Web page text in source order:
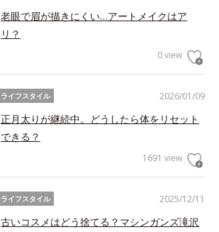
老眼で眉が描きにくい…アートメイクはア
リ？
0 view
2026/01/09
ライフスタイル
正月太りが継続中。どうしたら体をリセット
できる？
1691 view
2025/12/11
ライフスタイル
古いコスメはどう捨てる？マシンガンズ滝沢